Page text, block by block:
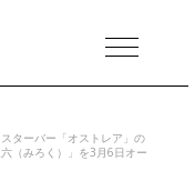
MENU
ターバー「オストレア」の
（みろく）」を3月6日オー